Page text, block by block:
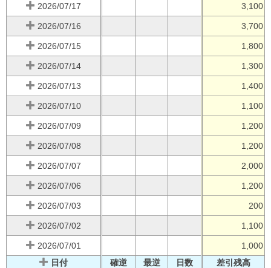
2026/07/17 3,100
2026/07/16 3,700
2026/07/15 1,800
2026/07/14 1,300
2026/07/13 1,400
2026/07/10 1,100
2026/07/09 1,200
2026/07/08 1,200
2026/07/07 2,000
2026/07/06 1,200
2026/07/03 200
2026/07/02 1,100
2026/07/01
1,000
日付
確逆 最逆 日数
差引残高